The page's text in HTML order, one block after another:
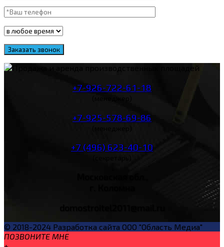
+7-926-722-61-18
+7-925-578-69-86
+7 (496) 623-40-10
© 2018-2024 Разработка сайта ООО "Область Медиа"
ПОЗВОНИТЕ МНЕ